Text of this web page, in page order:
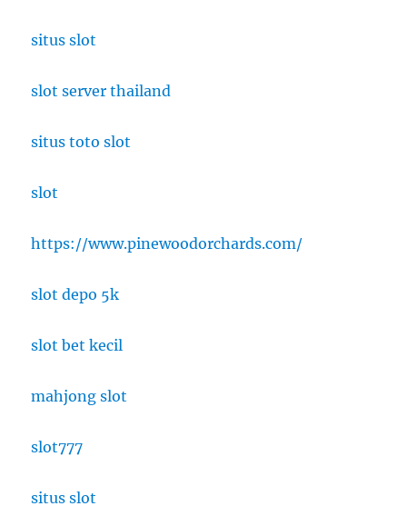
situs slot
slot server thailand
situs toto slot
slot
https://www.pinewoodorchards.com/
slot depo 5k
slot bet kecil
mahjong slot
slot777
situs slot